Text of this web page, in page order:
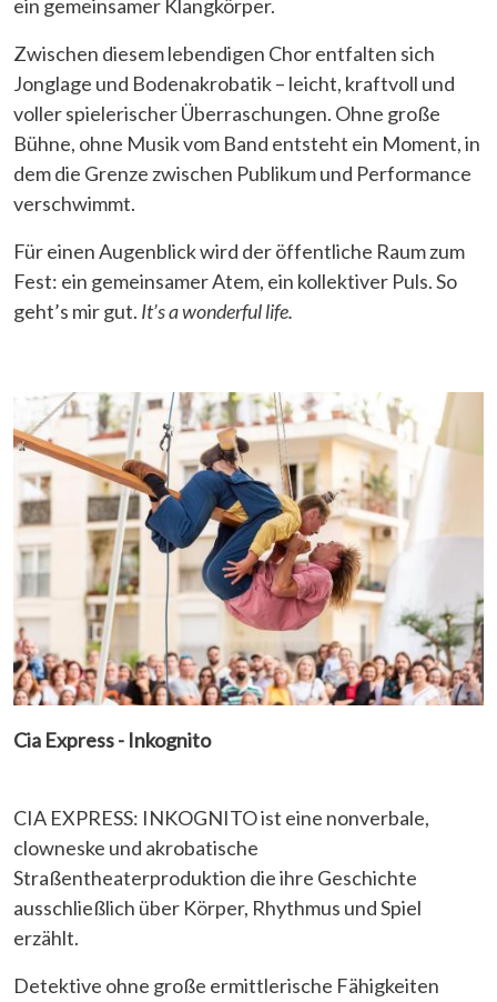
ein gemeinsamer Klangkörper.
Zwischen diesem lebendigen Chor entfalten sich
Jonglage und Bodenakrobatik – leicht, kraftvoll und
voller spielerischer Überraschungen. Ohne große
Bühne, ohne Musik vom Band entsteht ein Moment, in
dem die Grenze zwischen Publikum und Performance
verschwimmt.
Für einen Augenblick wird der öffentliche Raum zum
Fest: ein gemeinsamer Atem, ein kollektiver Puls. So
geht’s mir gut. It’s a wonderful life.
Cia Express - Inkognito
CIA EXPRESS: INKOGNITO ist eine nonverbale,
clowneske und akrobatische
Straßentheaterproduktion die ihre Geschichte
ausschließlich über Körper, Rhythmus und Spiel
erzählt.
Detektive ohne große ermittlerische Fähigkeiten